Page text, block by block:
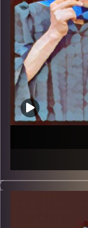
בועז בן-